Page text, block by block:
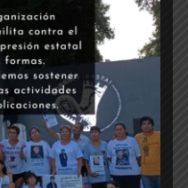
para los tiempos que
para la represión
avance.
y Justicia
gremiales, políticas,